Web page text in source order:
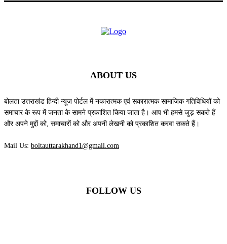
ABOUT US
बोलता उत्तराखंड हिन्दी न्यूज पोर्टल में नकारात्मक एवं सकारात्मक सामाजिक गतिविधियों को
समाचार के रूप में जनता के सामने प्रकाशित किया जाता है। आप भी हमसे जुड़ सकते हैं
और अपने मुद्दों को, समाचारों को और अपनी लेखनी को प्रकाशित करवा सकते हैं।
Mail Us: boltauttarakhand1@gmail.com
FOLLOW US